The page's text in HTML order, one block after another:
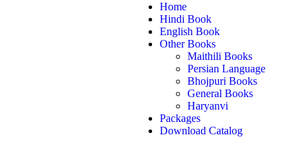
Home
Hindi Book
English Book
Other Books
Maithili Books
Persian Language
Bhojpuri Books
General Books
Haryanvi
Packages
Download Catalog